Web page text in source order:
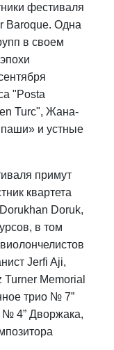
фестиваля
Baroque. Одна
в своем
"Posta
Turc", Жана-
паши» и устные
примут
квартета
Doruk,
в том
Jerfi Aji,
Memorial
трио № 7”
№ 4” Дворжака,